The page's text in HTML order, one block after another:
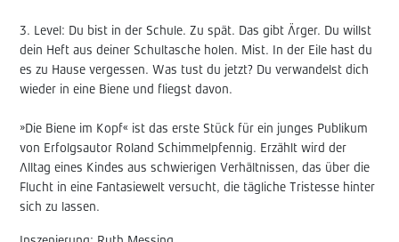
3. Level: Du bist in der Schule. Zu spät. Das gibt Ärger. Du willst
dein Heft aus deiner Schultasche holen. Mist. In der Eile hast du
es zu Hause vergessen. Was tust du jetzt? Du verwandelst dich
wieder in eine Biene und fliegst davon.
»Die Biene im Kopf« ist das erste Stück für ein junges Publikum
von Erfolgsautor Roland Schimmelpfennig. Erzählt wird der
Alltag eines Kindes aus schwierigen Verhältnissen, das über die
Flucht in eine Fantasiewelt versucht, die tägliche Tristesse hinter
sich zu lassen.